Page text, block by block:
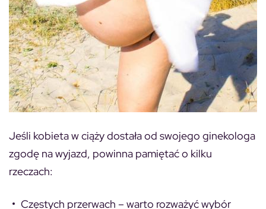
Jeśli kobieta w ciąży dostała od swojego ginekologa
zgodę na wyjazd, powinna pamiętać o kilku
rzeczach:
Częstych przerwach – warto rozważyć wybór